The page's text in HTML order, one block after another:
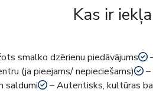
Kas ir
smalko dzērienu piedāvājums
(ja pieejams/ nepieciešams)
–
saldumi
– Autentisks, kultūras